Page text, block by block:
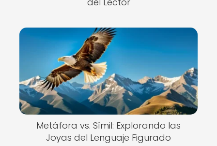
Metáfora vs. Símil: Explorando las
Joyas del Lenguaje Figurado